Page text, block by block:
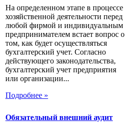
На определенном этапе в процессе
хозяйственной деятельности перед
любой фирмой и индивидуальным
предпринимателем встает вопрос о
том, как будет осуществляться
бухгалтерский учет. Согласно
действующего законодательства,
бухгалтерский учет предприятия
или организации...
Подробнее »
Обязательный внешний аудит